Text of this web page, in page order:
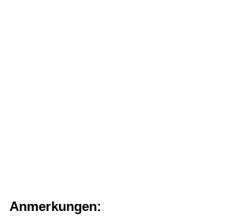
Anmerkungen: